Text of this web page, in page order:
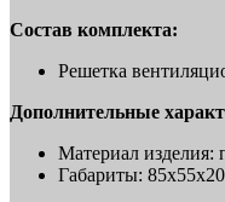
Состав комплекта:
Решетка
Дополнительные
Материал изделия:
Габариты: